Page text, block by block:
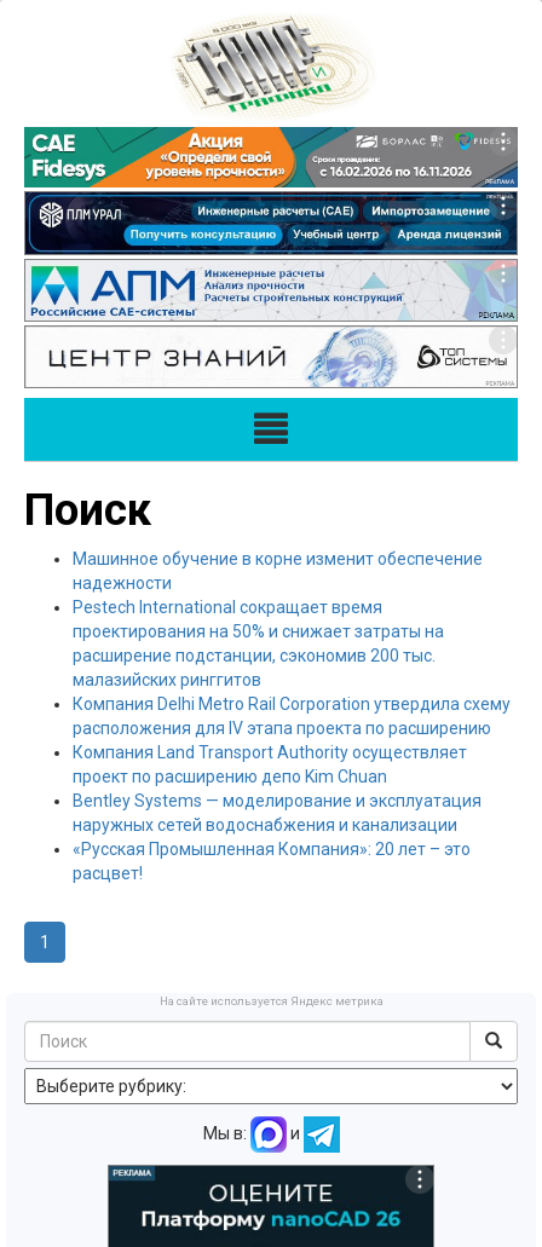
Поиск
Машинное обучение в корне изменит обеспечение
надежности
Pestech International сокращает время
проектирования на 50% и снижает затраты на
расширение подстанции, сэкономив 200 тыс.
малазийских ринггитов
Компания Delhi Metro Rail Corporation утвердила схему
расположения для IV этапа проекта по расширению
Компания Land Transport Authority осуществляет
проект по расширению депо Kim Chuan
Bentley Systems — моделирование и эксплуатация
наружных сетей водоснабжения и канализации
«Русская Промышленная Компания»: 20 лет – это
расцвет!
1
На сайте используется Яндекс метрика
Мы в: и